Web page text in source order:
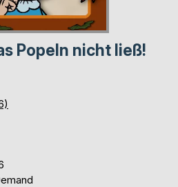
Popeln nicht ließ!